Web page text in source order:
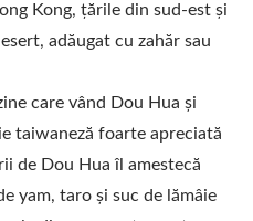
A TOFU-
DE
Kong, țările din sud-est și
adăugat cu zahăr sau
care vând Dou Hua și
taiwaneză foarte apreciată
de Dou Hua îl amestecă
yam, taro și suc de lămâie